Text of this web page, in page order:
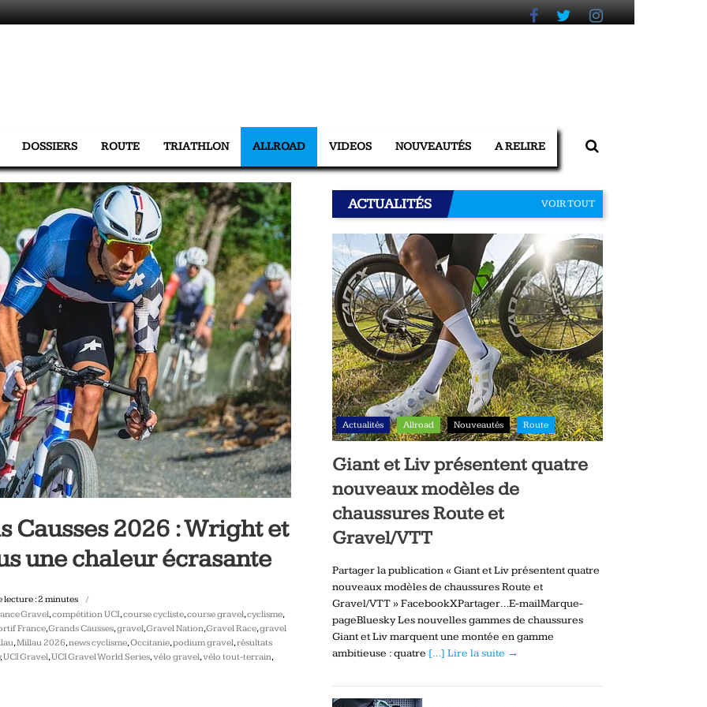
DOSSIERS ROUTE TRIATHLON ALLROAD VIDEOS NOUVEAUTÉS A RELIRE
Causses 2026 : Wright et
une chaleur écrasante
lecture :2 minutes
Gravel,compétition UCI,course cycliste,course gravel,cyclisme,
France,Grands Causses,gravel,Gravel Nation,Gravel Race,gravel
,Millau 2026,news cyclisme,Occitanie,podium gravel,résultats
,UCI Gravel,UCI Gravel World Series,vélo gravel,vélo tout-terrain,
ACTUALITÉS VOIR TOUT
Actualités Allroad Nouveautés Route
Giant et Liv présentent quatre
nouveaux modèles de
chaussures Route et
Gravel/VTT
Partager la publication « Giant et Liv présentent quatre
nouveaux modèles de chaussures Route et
Gravel/VTT » FacebookXPartager…E-mailMarque-
pageBluesky Les nouvelles gammes de chaussures
Giant et Liv marquent une montée en gamme
ambitieuse : quatre […] Lire la suite →